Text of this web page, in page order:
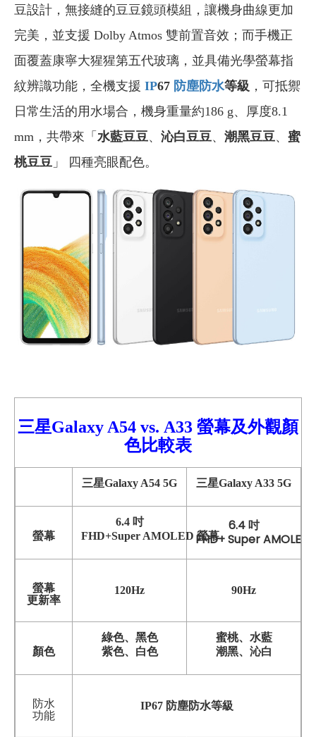
豆設計，無接縫的豆豆鏡頭模組，讓機身曲線更加
完美，並支援 Dolby Atmos 雙前置音效；而手機正
面覆蓋康寧大猩猩第五代玻璃，並具備光學螢幕指
紋辨識功能，全機支援 IP67 防塵防水等級 ，可抵禦
日常生活的用水場合，機身重量約186 g、厚度8.1
mm，共帶來「 水藍豆豆、 沁白豆豆、 潮黑豆豆、 蜜
桃豆豆 」 四種亮眼配色。
三星Galaxy A54 vs. A33 螢幕及外觀顏
色比較表
三星Galaxy A54 5G 三星Galaxy A33 5G
螢幕
6.4 吋
FHD+Super AMOLED 螢幕
6.4 吋
FHD+ Super AMOLED
螢幕
更新率
120Hz 90Hz
顏色
綠色、黑色
紫色、白色
蜜桃、水藍
潮黑、沁白
防水
功能
IP67 防塵防水等級